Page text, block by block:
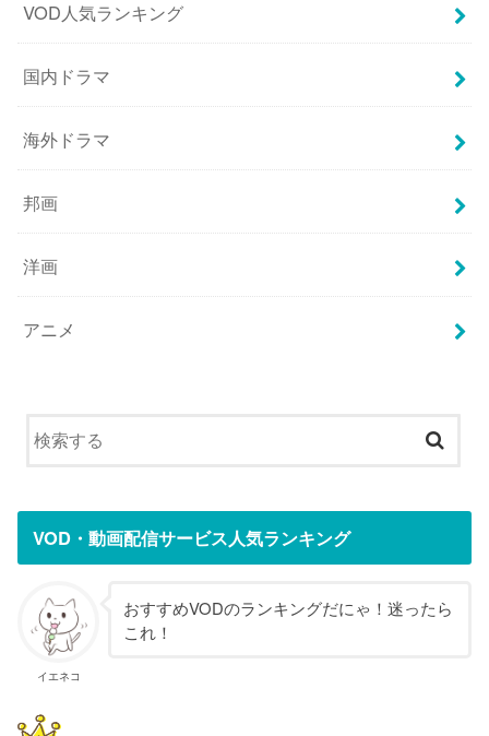
VOD人気ランキング
国内ドラマ
海外ドラマ
邦画
洋画
アニメ
VOD・動画配信サービス人気ランキング
イエネコ
おすすめVODのランキングだにゃ！迷ったら
これ！